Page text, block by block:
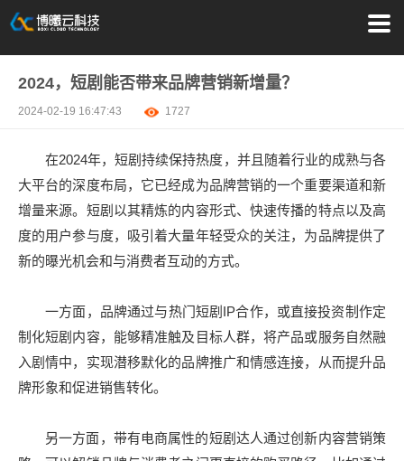
2024，短剧能否带来品牌营销新增量？
2024-02-19 16:47:43 1727
在2024年，短剧持续保持热度，并且随着行业的成熟与各
大平台的深度布局，它已经成为品牌营销的一个重要渠道和新
增量来源。短剧以其精炼的内容形式、快速传播的特点以及高
度的用户参与度，吸引着大量年轻受众的关注，为品牌提供了
新的曝光机会和与消费者互动的方式。
一方面，品牌通过与热门短剧IP合作，或直接投资制作定
制化短剧内容，能够精准触及目标人群，将产品或服务自然融
入剧情中，实现潜移默化的品牌推广和情感连接，从而提升品
牌形象和促进销售转化。
另一方面，带有电商属性的短剧达人通过创新内容营销策